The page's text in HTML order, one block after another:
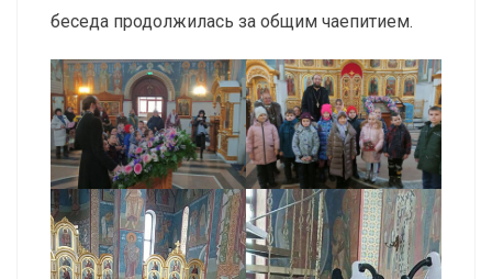
беседа продолжилась за общим чаепитием.